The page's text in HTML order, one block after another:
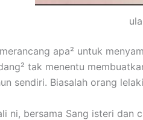
apa² untuk
tak menentu
sendiri. Biasalah orang
ni, bersama Sang isteri dan